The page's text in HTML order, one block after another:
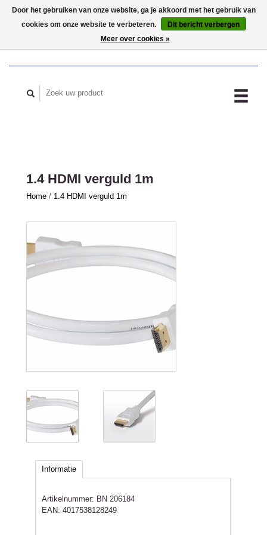
MIJN ACCOUNT
1.4 HDMI verguld 1m
Home / 1.4 HDMI verguld 1m
Informatie
Artikelnummer: BN 206184
EAN: 4017538128249
Door het gebruiken van onze website, ga je akkoord met het gebruik van
cookies om onze website te verbeteren.
Dit bericht verbergen
Meer over cookies »